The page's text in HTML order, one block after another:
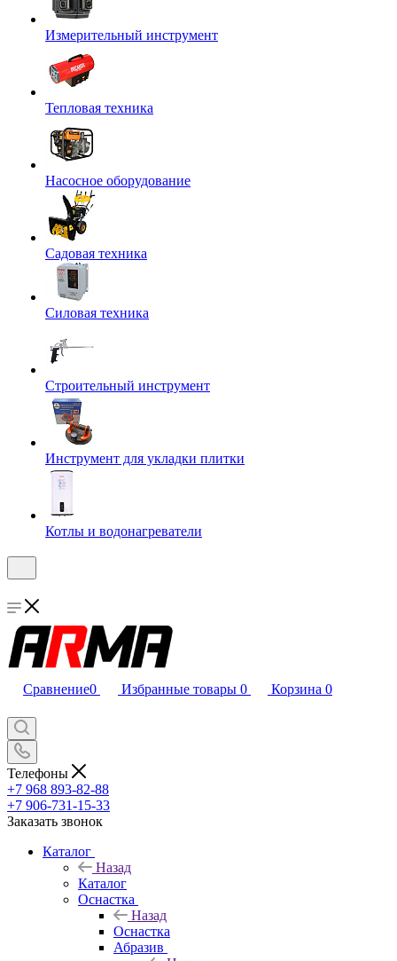
Измерительный инструмент
Тепловая техника
Насосное оборудование
Садовая техника
Силовая техника
Строительный инструмент
Инструмент для укладки плитки
Котлы и водонагреватели
Сравнение0 Избранные товары 0 Корзина 0
Телефоны
+7 968 893-82-88
+7 906-731-15-33
Заказать звонок
Каталог
Назад
Каталог
Оснастка
Назад
Оснастка
Абразив